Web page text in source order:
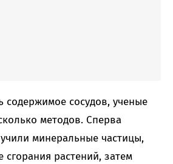
содержимое сосудов, ученые
методов. Сперва
минеральные частицы,
сгорания растений, затем